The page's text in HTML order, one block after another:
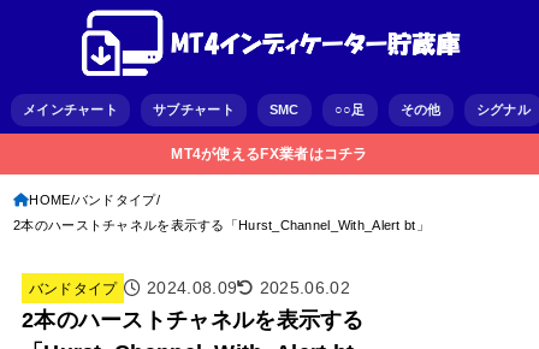
メインチャート サブチャート SMC ○○足 その他 シグナル
MT4が使えるFX業者はコチラ
HOME バンドタイプ
2本のハーストチャネルを表示する「Hurst_Channel_With_Alert bt」
バンドタイプ 2024.08.09 2025.06.02
2本のハーストチャネルを表示する